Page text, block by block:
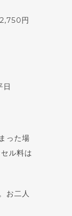
円
った場
ル料は
お二人